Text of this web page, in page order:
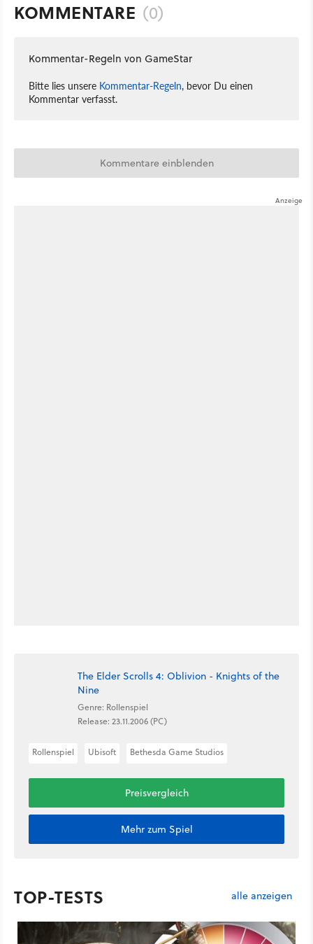
KOMMENTARE (0)
Kommentar-Regeln von GameStar
Bitte lies unsere Kommentar-Regeln, bevor Du einen
Kommentar verfasst.
Kommentare einblenden
The Elder Scrolls 4: Oblivion - Knights of the
Nine
Genre: Rollenspiel
Release: 23.11.2006 (PC)
Rollenspiel Ubisoft Bethesda Game Studios
Preisvergleich
Mehr zum Spiel
TOP-TESTS alle anzeigen